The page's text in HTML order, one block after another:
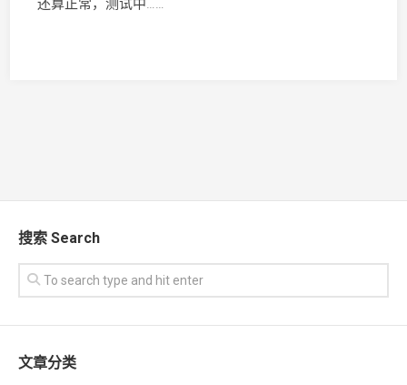
还算正常，测试中……
搜索 Search
文章分类